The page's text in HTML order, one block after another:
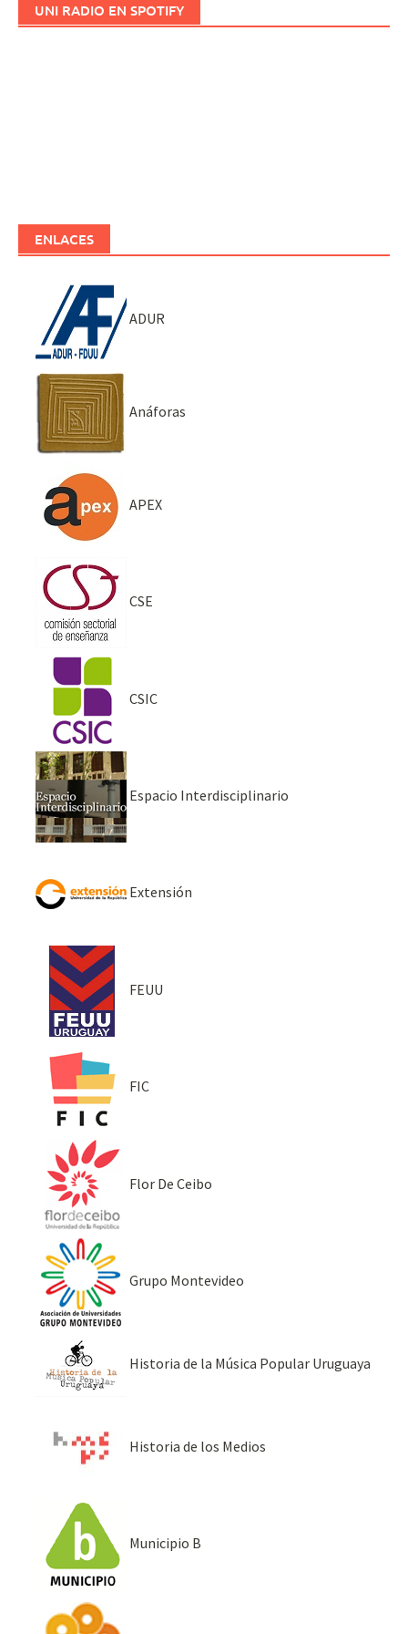
UNI RADIO EN SPOTIFY
ENLACES
ADUR
Anáforas
APEX
CSE
CSIC
Espacio Interdisciplinario
Extensión
FEUU
FIC
Flor De Ceibo
Grupo Montevideo
Historia de la Música Popular Uruguaya
Historia de los Medios
Municipio B